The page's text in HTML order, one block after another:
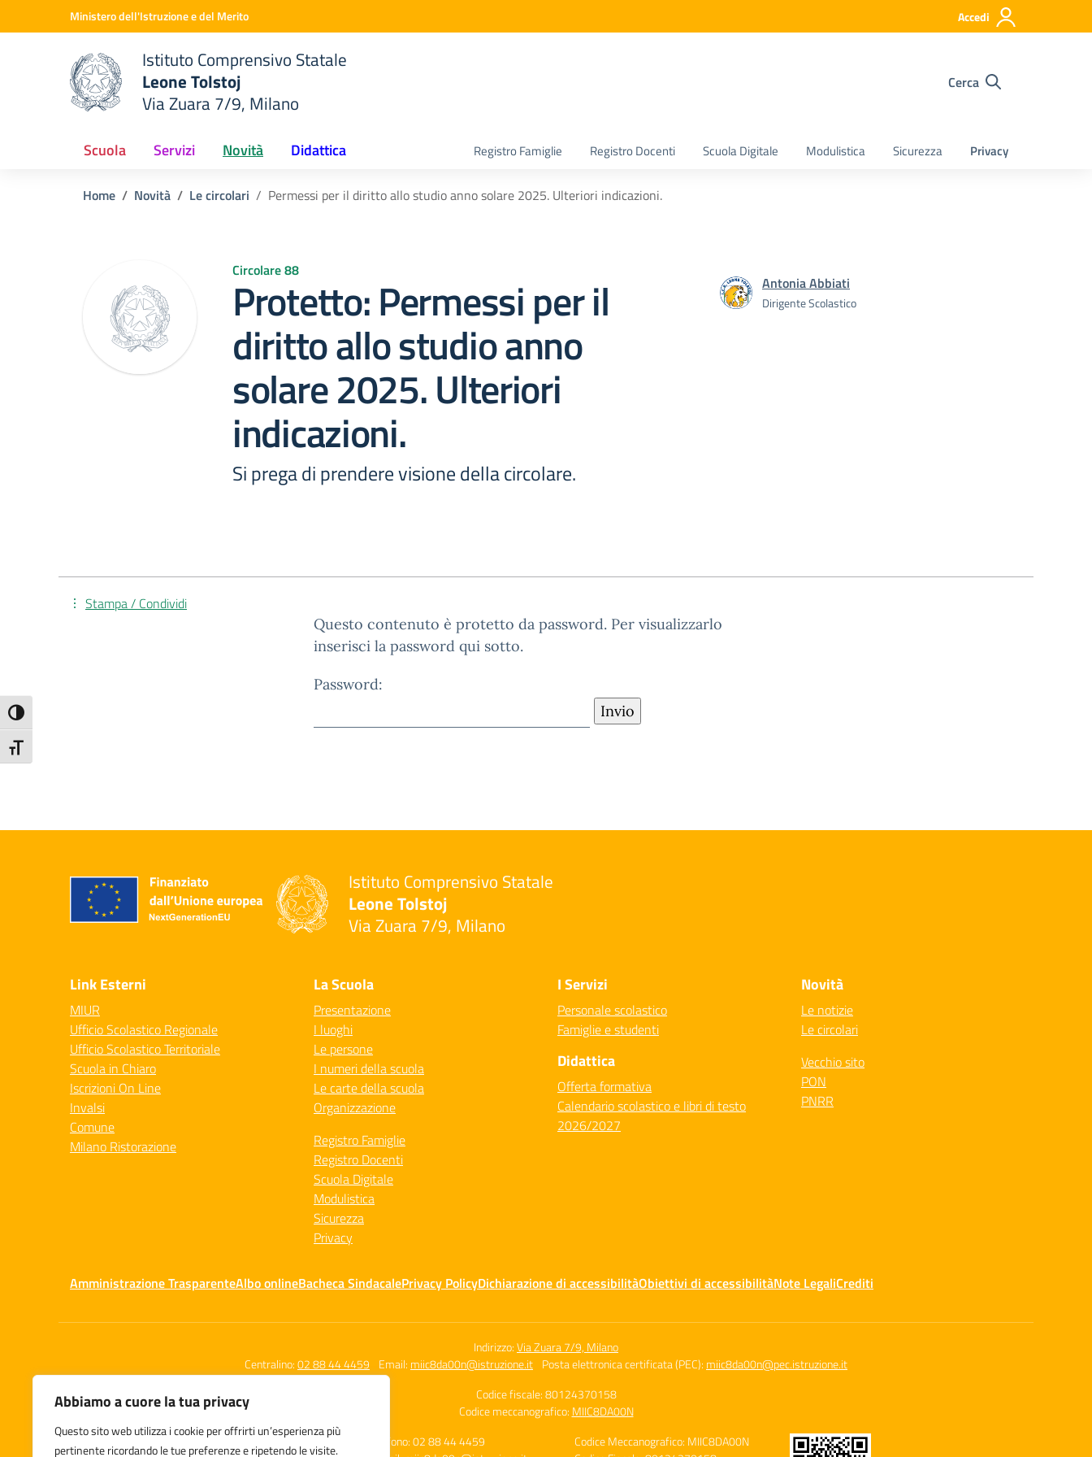
Abbiamo a cuore la tua privacy
Questo sito web utilizza i cookie per offrirti un’esperienza più
pertinente ricordando le tue preferenze e ripetendo le visite.
Attiva/disattiva alto contrasto
Attiva/disattiva dimensione testo
Vai ai contenuti
Vai al menu di navigazioneMinistero dell'Istruzione e del Merito Accedi
scuola
Istituto Comprensivo Statale
Leone Tolstoj
Via Zuara 7/9, Milano
Cerca
Scuola Servizi Novità Didattica Registro Famiglie Registro Docenti Scuola Digitale Modulistica Sicurezza Privacy
Home Novità Le circolari Permessi per il diritto allo studio anno solare 2025. Ulteriori indicazioni.
Circolare 88
Protetto: Permessi per il
diritto allo studio anno
solare 2025. Ulteriori
indicazioni.
Si prega di prendere visione della circolare.
Antonia Abbiati
Dirigente Scolastico
Questo contenuto è protetto da password. Per visualizzarlo
inserisci la password qui sotto.
Password:
Stampa / Condividi
Istituto Comprensivo Statale
Leone Tolstoj
Via Zuara 7/9, Milano
Link Esterni
MIUR
Ufficio Scolastico Regionale
Ufficio Scolastico Territoriale
Scuola in Chiaro
Iscrizioni On Line
Invalsi
Comune
Milano Ristorazione
La Scuola
Presentazione
I luoghi
Le persone
I numeri della scuola
Le carte della scuola
Organizzazione
Registro Famiglie
Registro Docenti
Scuola Digitale
Modulistica
Sicurezza
Privacy
I Servizi
Personale scolastico
Famiglie e studenti
Didattica
Offerta formativa
Calendario scolastico e libri di testo
2026/2027
Novità
Le notizie
Le circolari
Vecchio sito
PON
PNRR
Amministrazione TrasparenteAlbo onlineBacheca SindacalePrivacy PolicyDichiarazione di accessibilitàObiettivi di accessibilitàNote LegaliCrediti
Indirizzo:Via Zuara 7/9, Milano
Centralino:02 88 44 4459 Email: miic8da00n@istruzione.it Posta elettronica certificata (PEC): miic8da00n@pec.istruzione.it
Codice fiscale: 80124370158
Codice meccanografico: MIIC8DA00N
Istituto Comprensivo Statale
Telefono: 02 88 44 4459
Codice Meccanografico: MIIC8DA00N